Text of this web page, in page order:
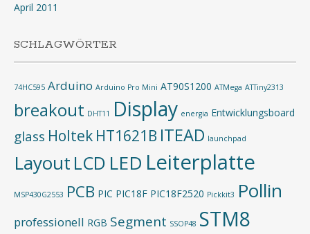
April 2011
SCHLAGWÖRTER
74HC595 Arduino Arduino Pro Mini AT90S1200 ATMega ATTiny2313
breakout DHT11 Display energia Entwicklungsboard
glass Holtek HT1621B ITEAD launchpad
Layout LCD LED Leiterplatte
MSP430G2553 PCB PIC PIC18F PIC18F2520 Pickkit3 Pollin
professionell RGB Segment SSOP48 STM8